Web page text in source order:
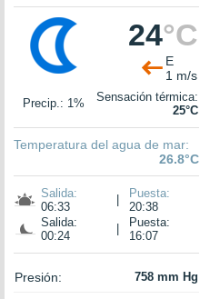
24°C
E
1 m/s
Precip.: 1%
Sensación térmica:
25°C
Temperatura del agua de mar:
26.8°C
Salida:
06:33
Puesta:
20:38
Salida:
00:24
Puesta:
16:07
Presión: 758 mm Hg